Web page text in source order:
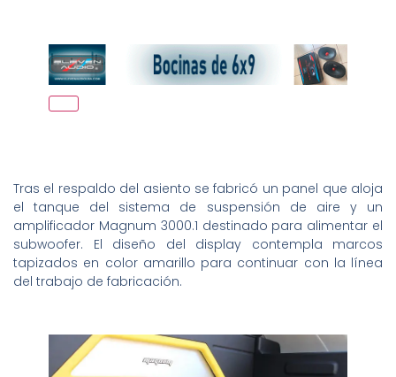
Tras el respaldo del asiento se fabricó un panel que aloja
el tanque del sistema de suspensión de aire y un
amplificador Magnum 3000.1 destinado para alimentar el
subwoofer. El diseño del display contempla marcos
tapizados en color amarillo para continuar con la línea
del trabajo de fabricación.